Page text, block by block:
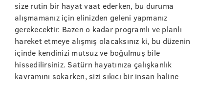
size rutin bir hayat vaat ederken, bu duruma
alışmamanız için elinizden geleni yapmanız
gerekecektir. Bazen o kadar programlı ve planlı
hareket etmeye alışmış olacaksınız ki, bu düzenin
içinde kendinizi mutsuz ve boğulmuş bile
hissedilirsiniz. Satürn hayatınıza çalışkanlık
kavramını sokarken, sizi sıkıcı bir insan haline